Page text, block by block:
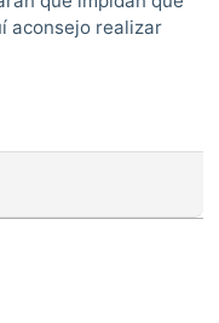
aconsejo realizar